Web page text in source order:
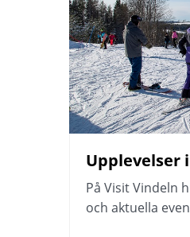
Upplevelser
Länk till
På Visit Vindeln
och aktuella